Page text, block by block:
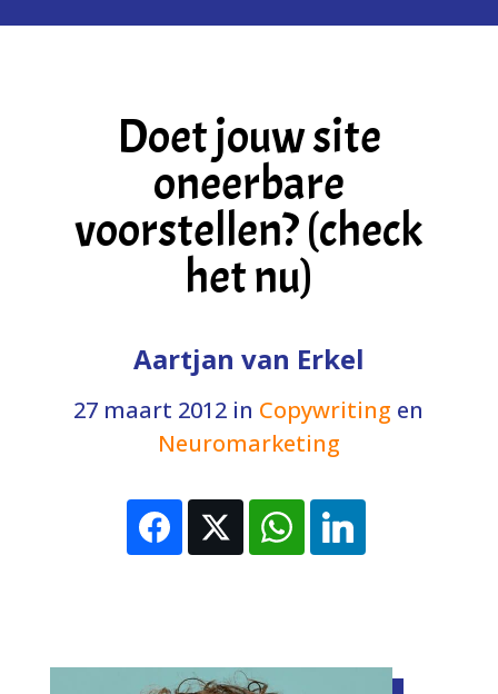
Doet jouw site
oneerbare
voorstellen? (check
het nu)
Aartjan van Erkel
27 maart 2012 in Copywriting en
Neuromarketing